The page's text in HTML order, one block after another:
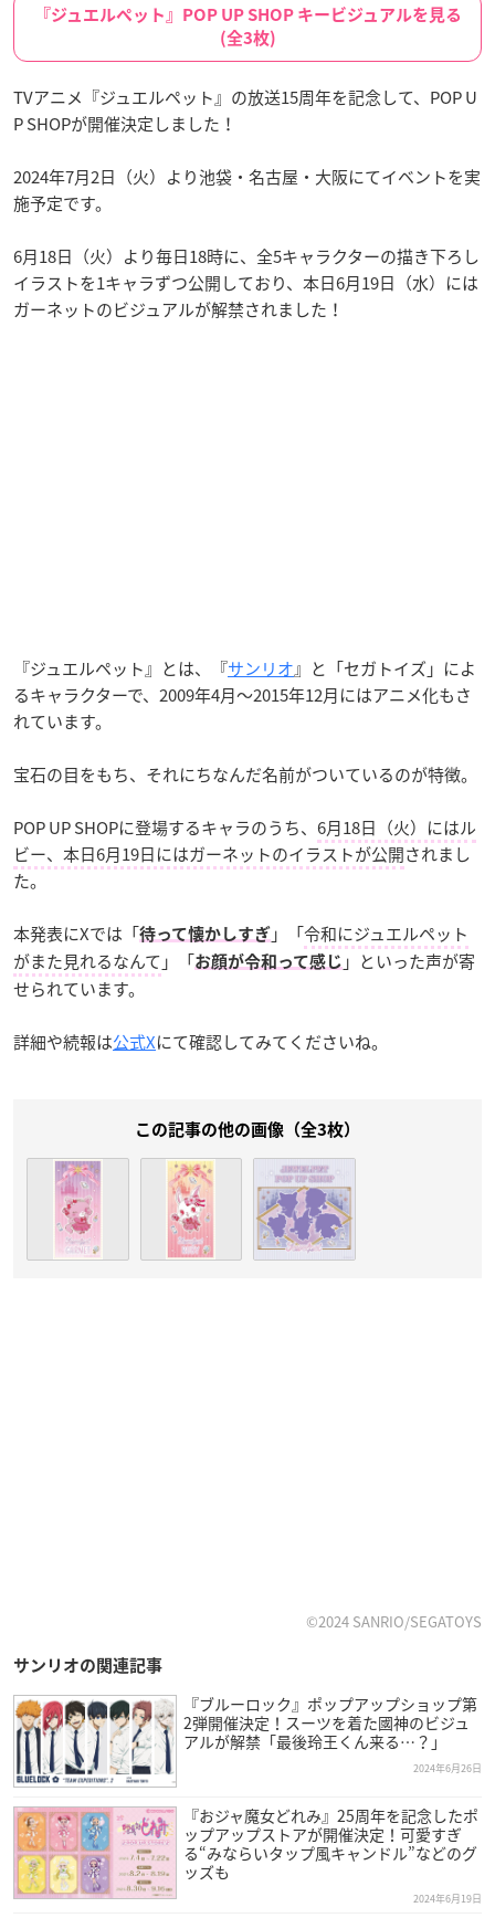
『ジュエルペット』POP UP SHOP キービジュアルを見る
(全3枚)
TVアニメ『ジュエルペット』の放送15周年を記念して、POP U
P SHOPが開催決定しました！
2024年7月2日（火）より池袋・名古屋・大阪にてイベントを実
施予定です。
6月18日（火）より毎日18時に、全5キャラクターの描き下ろし
イラストを1キャラずつ公開しており、本日6月19日（水）には
ガーネットのビジュアルが解禁されました！
『ジュエルペット』とは、『サンリオ』と「セガトイズ」によ
るキャラクターで、2009年4月〜2015年12月にはアニメ化もさ
れています。
宝石の目をもち、それにちなんだ名前がついているのが特徴。
POP UP SHOPに登場するキャラのうち、 6月18日（火）にはル
ビー、本日6月19日にはガーネットのイラストが公開されまし
た。
本発表にXでは「待って懐かしすぎ 」「令和にジュエルペット
がまた見れるなんて 」「お顔が令和って感じ 」といった声が寄
せられています。
詳細や続報は公式Xにて確認してみてくださいね。
この記事の他の画像（全3枚）
©2024 SANRIO/SEGATOYS
サンリオの関連記事
『ブルーロック』ポップアップショップ第
2弾開催決定！スーツを着た國神のビジュ
アルが解禁「最後玲王くん来る…？」
2024年6月26日
『おジャ魔女どれみ』25周年を記念したポ
ップアップストアが開催決定！可愛すぎ
る“みならいタップ風キャンドル”などのグ
ッズも
2024年6月19日